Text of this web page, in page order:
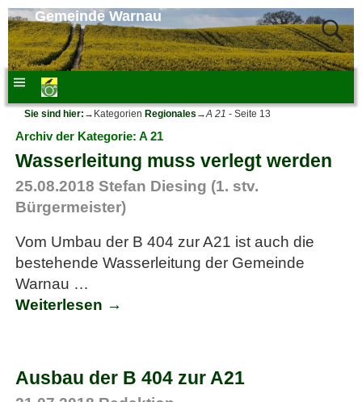
Gemeinde Warnau
Sie sind hier: →Kategorien Regionales →A 21 - Seite 13
Archiv der Kategorie: A 21
Wasserleitung muss verlegt werden
25.08.2018 Stefan Diesing (1. stv.
Bürgermeister)
Vom Umbau der B 404 zur A21 ist auch die
bestehende Wasserleitung der Gemeinde
Warnau …
Weiterlesen →
Ausbau der B 404 zur A21